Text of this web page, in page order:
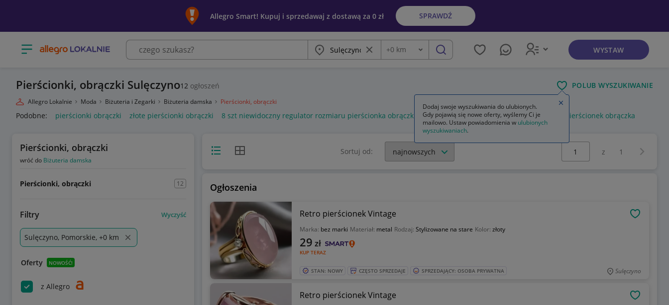
Allegro Smart! Kupuj i sprzedawaj z dostawą za 0 zł SPRAWDŹ
Otwórz menu z kategoriami Miasto Wyczyść frazę
Odległość
+0 km szukaj WYSTAW
Pierścionki, obrączki Sulęczyno12 ogłoszeń POLUB WYSZUKIWANIE
Allegro Lokalnie Moda Biżuteria i Zegarki Biżuteria damska Pierścionki, obrączki
Podobne: pierścionki obrączki złote pierścionki obrączki 8 szt niewidoczny regulator rozmiaru pierścionka obrączki zmniejszenie złoty pierścionek obrączka pierścionek obrączka
Pierścionki, obrączki
wróć do Biżuteria damska
Pierścionki, obrączki 12
Filtry Wyczyść
Sulęczyno, Pomorskie, +0 km
Oferty NOWOŚĆ!
z Allegro
Widok listyWidok siatki Sortuj od:
Wybierz stronę:
z 1
Ogłoszenia
Retro pierścionek Vintage
Marka: bez marki Materiał: metal Rodzaj: Stylizowane na stare Kolor: złoty
KUP TERAZ
29 zł
STAN: NOWY CZĘSTO SPRZEDAJE SPRZEDAJĄCY: OSOBA PRYWATNA Sulęczyno
Retro pierścionek Vintage
Dodaj swoje wyszukiwania do ulubionych.
Gdy pojawią się nowe oferty, wyślemy Ci je
mailowo. Ustaw powiadomienia w ulubionych
wyszukiwaniach.
Zamknij wskazówkę